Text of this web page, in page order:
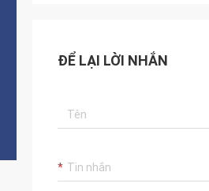
ĐỂ LẠI LỜI NHẮN